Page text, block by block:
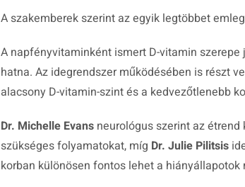
A szakemberek szerint az egyik legtöbbet
A napfényvitaminként ismert D-vitamin
hatna. Az idegrendszer működésében is részt
alacsony D-vitamin-szint és a kedvezőtlenebb
Dr. Michelle Evans neurológus szerint az
szükséges folyamatokat, míg Dr. Julie Pilitsis
korban különösen fontos lehet a hiányállapotok